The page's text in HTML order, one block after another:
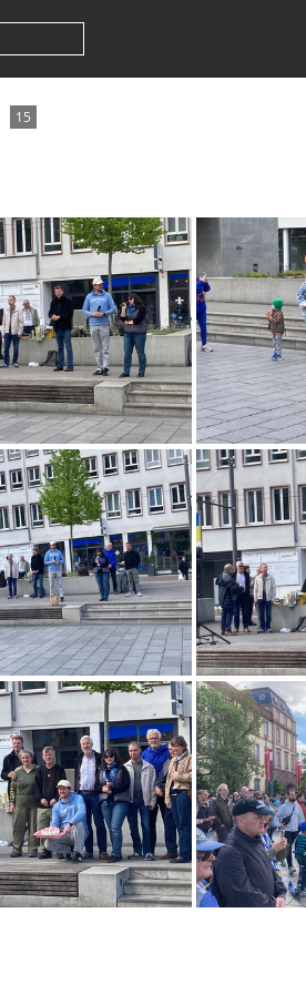
15
UkraineKundgebungDarmstadt-002-2025 04 19-10 45 13
UkraineKundgebungDarmstadt-007-2025 04 19-11 17 27